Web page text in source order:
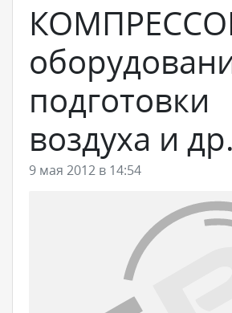
подготовки
воздуха и др.
9 мая 2012 в 14:54